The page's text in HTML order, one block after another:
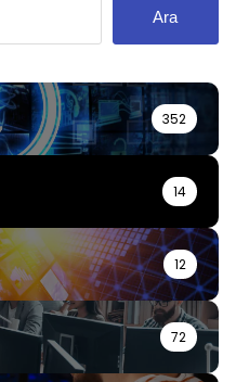
Ara
352
14
12
72